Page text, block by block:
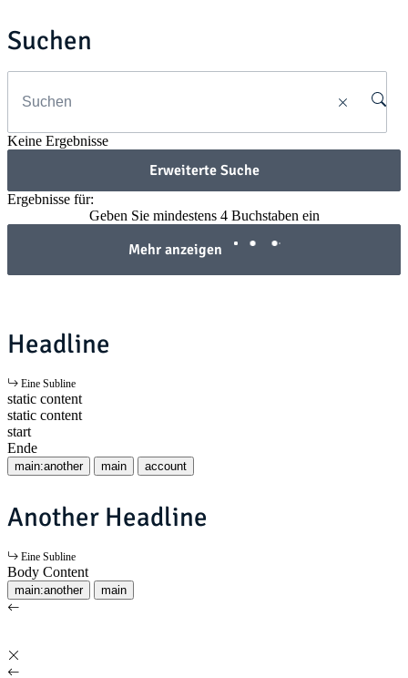
Suchen
Keine Ergebnisse
Erweiterte Suche
Ergebnisse für:
Geben Sie mindestens 4 Buchstaben ein
Mehr anzeigen
Headline
Eine Subline
static content
static content
start
Ende
main:another main account
Another Headline
Eine Subline
Body Content
main:another main